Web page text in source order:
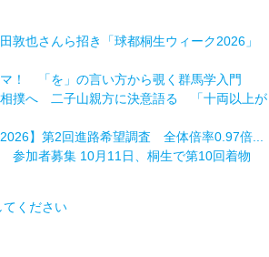
敦也さんら招き「球都桐生ウィーク2026」
！ 「を」の言い方から覗く群馬学入門
相撲へ 二子山親方に決意語る 「十両以上が
2026】第2回進路希望調査 全体倍率0.97倍...
参加者募集 10月11日、桐生で第10回着物